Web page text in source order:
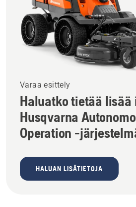
Varaa esittely
Haluatko tietää lisää
Husqvarna
Operation -
HALUAN LISÄTIETOJA